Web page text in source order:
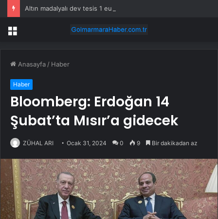
Menü
Anasayfa / Haber
Haber
Bloomberg: Erdoğan 14
Şubat’ta Mısır’a gidecek
ZÜHAL ARI Ocak 31, 2024 0 9 Bir dakikadan az